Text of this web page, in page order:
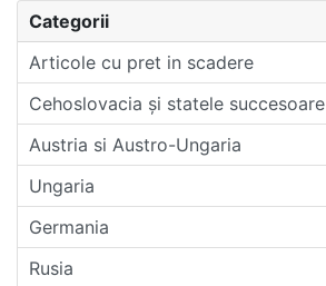
Categorii
Articole cu pret in scadere
Cehoslovacia și statele succesoare
Austria si Austro-Ungaria
Ungaria
Germania
Rusia